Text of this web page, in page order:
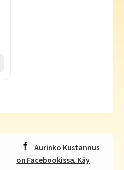
Aurinko Kustannus
on Facebookissa. Käy